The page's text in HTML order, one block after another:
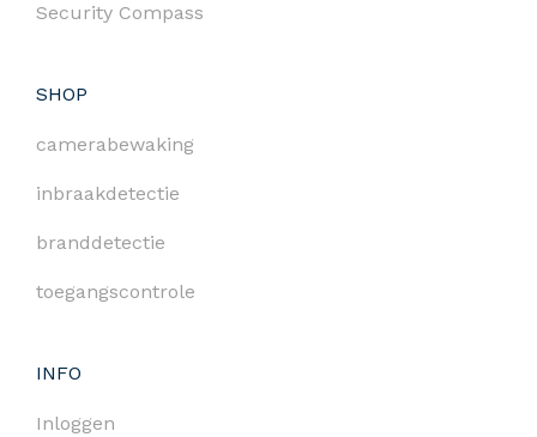
Security Compass
SHOP
camerabewaking
inbraakdetectie
branddetectie
toegangscontrole
INFO
Inloggen